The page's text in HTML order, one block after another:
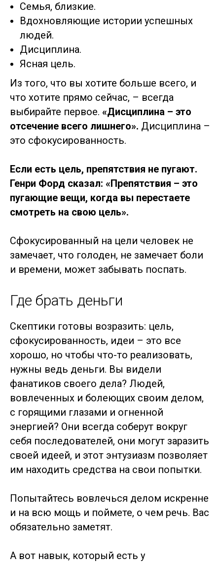
Семья, близкие.
Вдохновляющие истории успешных
людей.
Дисциплина.
Ясная цель.
Из того, что вы хотите больше всего, и
что хотите прямо сейчас, – всегда
выбирайте первое. «Дисциплина – это
отсечение всего лишнего». Дисциплина –
это сфокусированность.
Если есть цель, препятствия не пугают.
Генри Форд сказал: «Препятствия – это
пугающие вещи, когда вы перестаете
смотреть на свою цель».
Сфокусированный на цели человек не
замечает, что голоден, не замечает боли
и времени, может забывать поспать.
Где брать деньги
Скептики готовы возразить: цель,
сфокусированность, идеи – это все
хорошо, но чтобы что-то реализовать,
нужны ведь деньги. Вы видели
фанатиков своего дела? Людей,
вовлеченных и болеющих своим делом,
с горящими глазами и огненной
энергией? Они всегда соберут вокруг
себя последователей, они могут заразить
своей идеей, и этот энтузиазм позволяет
им находить средства на свои попытки.
Попытайтесь вовлечься делом искренне
и на всю мощь и поймете, о чем речь. Вас
обязательно заметят.
А вот навык, который есть у